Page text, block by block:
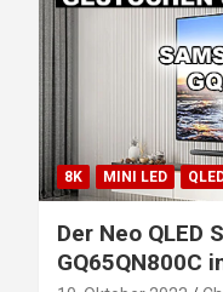
8K MINI LED
Der Neo QLED
GQ65QN800C